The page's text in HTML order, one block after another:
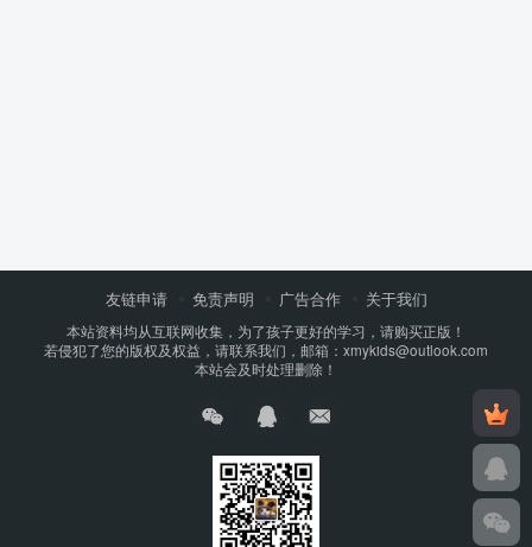
友链申请 免责声明 广告合作 关于我们
本站资料均从互联网收集，为了孩子更好的学习，请购买正版！
若侵犯了您的版权及权益，请联系我们，邮箱：xmykids@outlook.com
本站会及时处理删除！